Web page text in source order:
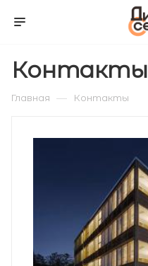
Контакты
Главная — Контакты